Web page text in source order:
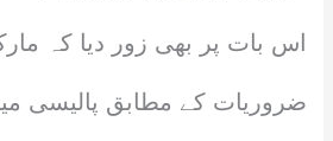
اس بات پر بھی زور دیا کہ
ضروریات کے مطابق پالیسی